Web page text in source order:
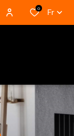
0 Fr